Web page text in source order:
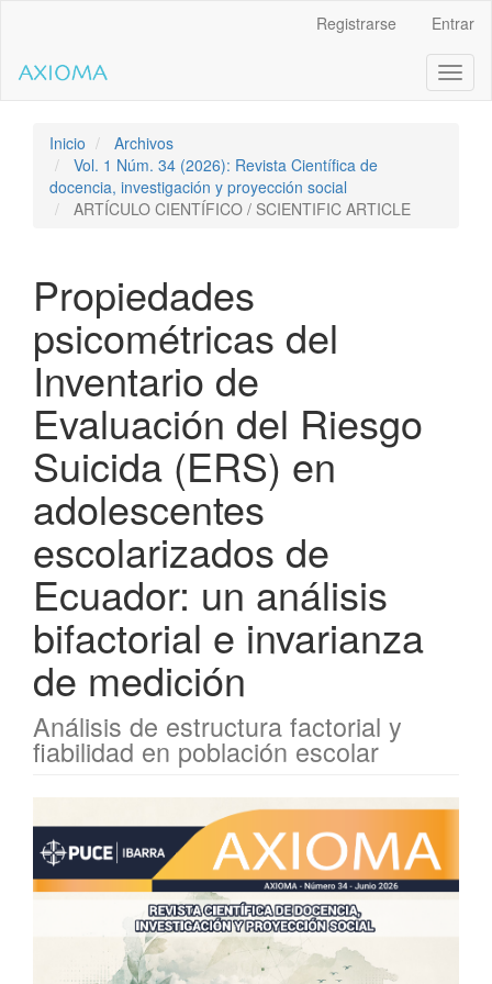
contenido
de
Navegación
principal
Contenido
Registrarse Entrar
Inicio
Archivos
Vol. 1 Núm. 34 (2026): Revista Científica de
docencia, investigación y proyección social
ARTÍCULO CIENTÍFICO / SCIENTIFIC ARTICLE
Propiedades
psicométricas del
Inventario de
Evaluación del Riesgo
Suicida (ERS) en
adolescentes
escolarizados de
Ecuador: un análisis
bifactorial e invarianza
de medición
Análisis de estructura factorial y
fiabilidad en población escolar
Barra
lateral
del
artículo